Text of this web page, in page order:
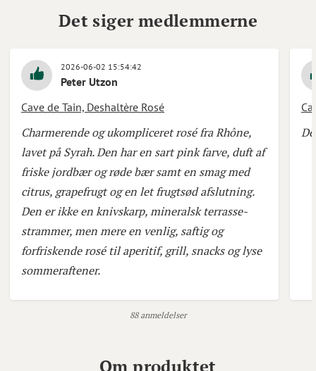
Det siger medlemmerne
2026-06-02 15:54:42
Peter Utzon
Cave de Tain, Deshaltère Rosé
Charmerende og ukompliceret rosé fra Rhône,
lavet på Syrah. Den har en sart pink farve, duft af
friske jordbær og røde bær samt en smag med
citrus, grapefrugt og en let frugtsød afslutning.
Den er ikke en knivskarp, mineralsk terrasse-
strammer, men mere en venlig, saftig og
forfriskende rosé til aperitif, grill, snacks og lyse
sommeraftener.
88 anmeldelser
Om produktet